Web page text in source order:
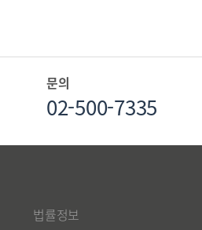
문의
02-500-7335
법률정보